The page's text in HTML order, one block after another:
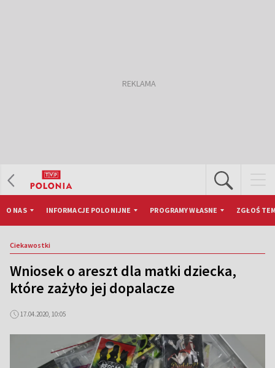
O NAS INFORMACJE POLONIJNE PROGRAMY WŁASNE ZGŁOŚ
Ciekawostki
Wniosek o areszt dla matki dziecka,
które zażyło jej dopalacze
17.04.2020, 10:05